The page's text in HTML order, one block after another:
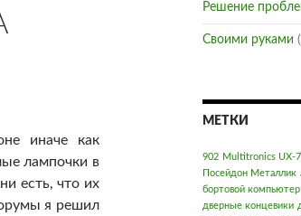
иначе как
лампочки в
есть, что их
я решил
Решение
Своими руками
МЕТКИ
902 Multitronics UX-7
Посейдон Металлик
бортовой компьютер
дверные концевики